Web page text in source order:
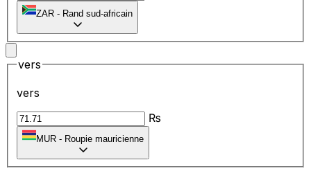
ZAR - Rand sud-africain
vers
vers
₨
MUR - Roupie mauricienne